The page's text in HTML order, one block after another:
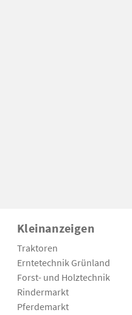
Kleinanzeigen
Traktoren
Erntetechnik Grünland
Forst- und Holztechnik
Rindermarkt
Pferdemarkt